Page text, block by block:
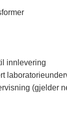
innlevering
(gjelder